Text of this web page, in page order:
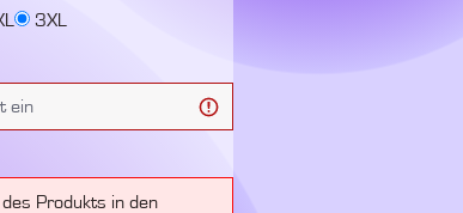
3XL
Produkts in den